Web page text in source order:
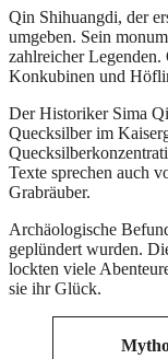
Qin Shihuangdi, der
umgeben. Sein
zahlreicher Legenden.
Konkubinen und
Der Historiker Sima
Quecksilber im
Texte sprechen auch
Grabräuber.
Archäologische
geplündert wurden.
lockten viele
sie ihr Glück.